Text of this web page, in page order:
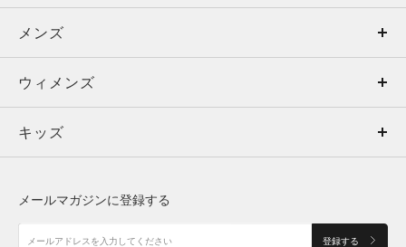
メンズ
ウィメンズ
キッズ
アクセサリー
メンズ
トップス
ボトムス
アクセサリー
ウィメンズ
トップス
シューズ
キッズ
メールマガジンに登録する
登録する